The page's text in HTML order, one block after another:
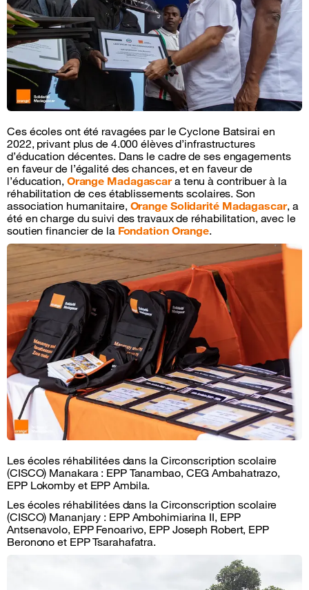
Ces écoles ont été ravagées par le Cyclone Batsirai en
2022, privant plus de 4.000 élèves d’infrastructures
d’éducation décentes. Dans le cadre de ses engagements
en faveur de l’égalité des chances, et en faveur de
l’éducation, Orange Madagascara tenu à contribuer à la
réhabilitation de ces établissements scolaires. Son
association humanitaire, Orange Solidarité Madagascar, a
été en charge du suivi des travaux de réhabilitation, avec le
soutien financier de la Fondation Orange.
Les écoles réhabilitées dans la Circonscription scolaire
(CISCO) Manakara : EPP Tanambao, CEG Ambahatrazo,
EPP Lokomby et EPP Ambila.
Les écoles réhabilitées dans la Circonscription scolaire
(CISCO) Mananjary : EPP Ambohimiarina II, EPP
Antsenavolo, EPP Fenoarivo, EPP Joseph Robert, EPP
Beronono et EPP Tsarahafatra.